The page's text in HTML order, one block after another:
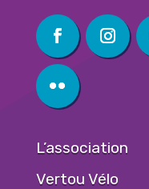
L’association
Vertou Vélo